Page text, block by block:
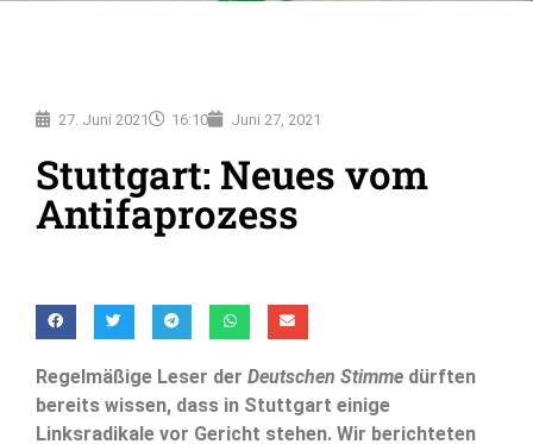
27. Juni 2021 16:10 Juni 27, 2021
Stuttgart: Neues vom
Antifaprozess
Regelmäßige Leser der Deutschen Stimme dürften
bereits wissen, dass in Stuttgart einige
Linksradikale vor Gericht stehen. Wir berichteten